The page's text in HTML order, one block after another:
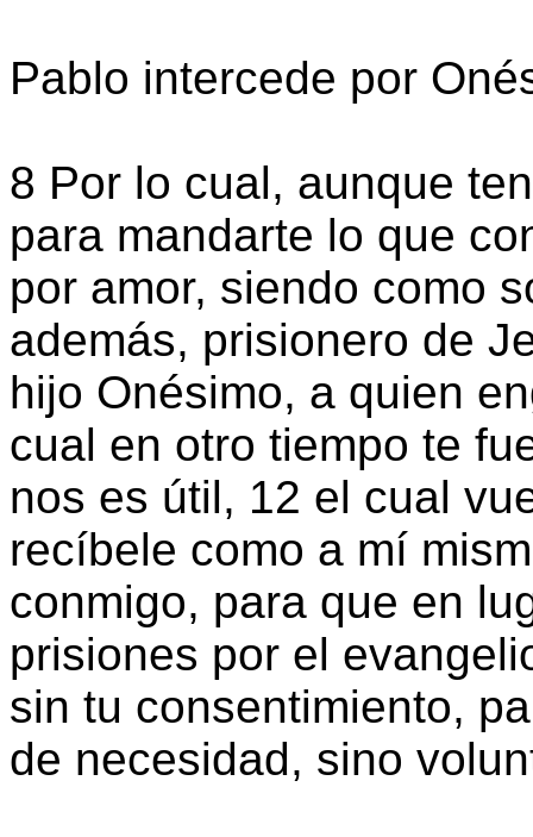
Pablo intercede por
8 Por lo cual, aunque
para mandarte lo que
por amor, siendo como
además, prisionero de
hijo Onésimo, a quien
cual en otro tiempo te
nos es útil, 12 el cual
recíbele como a mí
conmigo, para que en
prisiones por el
sin tu consentimiento,
de necesidad, sino